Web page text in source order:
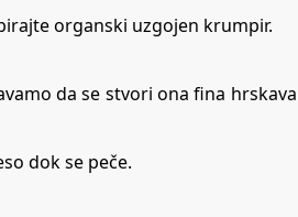
organski uzgojen krumpir.
da se stvori ona fina hrskava
dok se peče.